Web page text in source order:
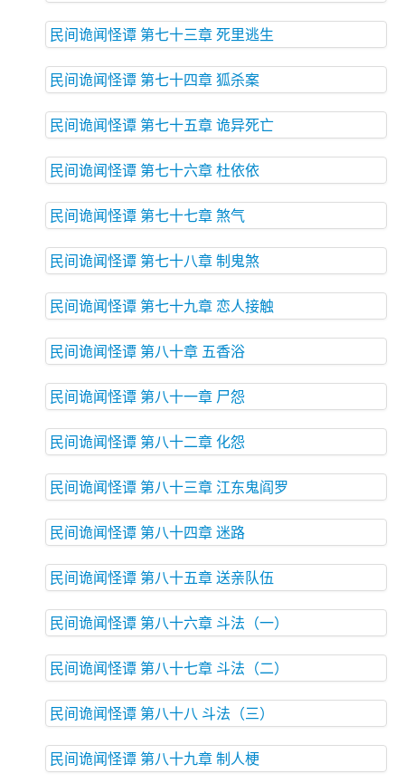
民间诡闻怪谭 第七十三章 死里逃生
民间诡闻怪谭 第七十四章 狐杀案
民间诡闻怪谭 第七十五章 诡异死亡
民间诡闻怪谭 第七十六章 杜依依
民间诡闻怪谭 第七十七章 煞气
民间诡闻怪谭 第七十八章 制鬼煞
民间诡闻怪谭 第七十九章 恋人接触
民间诡闻怪谭 第八十章 五香浴
民间诡闻怪谭 第八十一章 尸怨
民间诡闻怪谭 第八十二章 化怨
民间诡闻怪谭 第八十三章 江东鬼阎罗
民间诡闻怪谭 第八十四章 迷路
民间诡闻怪谭 第八十五章 送亲队伍
民间诡闻怪谭 第八十六章 斗法（一）
民间诡闻怪谭 第八十七章 斗法（二）
民间诡闻怪谭 第八十八 斗法（三）
民间诡闻怪谭 第八十九章 制人梗